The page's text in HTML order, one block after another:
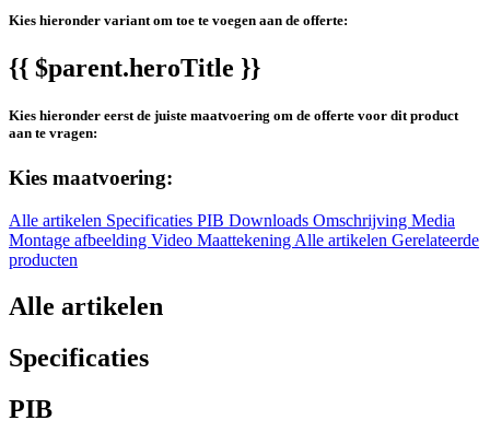
Kies hieronder variant om toe te voegen aan de offerte:
{{ $parent.heroTitle }}
Kies hieronder eerst de juiste maatvoering om de offerte voor dit product
aan te vragen:
Kies maatvoering:
Alle artikelen Specificaties PIB Downloads Omschrijving Media
Montage afbeelding Video Maattekening Alle artikelen Gerelateerde
producten
Alle artikelen
Specificaties
PIB